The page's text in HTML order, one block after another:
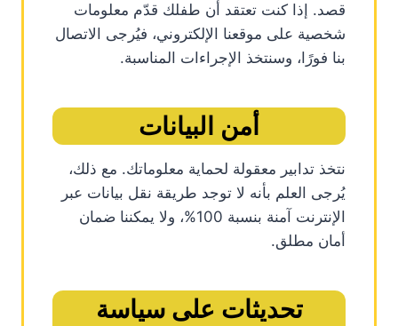
قصد. إذا كنت تعتقد أن طفلك قدّم معلومات
شخصية على موقعنا الإلكتروني، فيُرجى الاتصال
بنا فورًا، وسنتخذ الإجراءات المناسبة.
أمن البيانات
نتخذ تدابير معقولة لحماية معلوماتك. مع ذلك،
يُرجى العلم بأنه لا توجد طريقة نقل بيانات عبر
الإنترنت آمنة بنسبة 100%، ولا يمكننا ضمان
أمان مطلق.
تحديثات على سياسة